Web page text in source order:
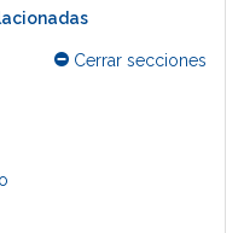
Cerrar secciones